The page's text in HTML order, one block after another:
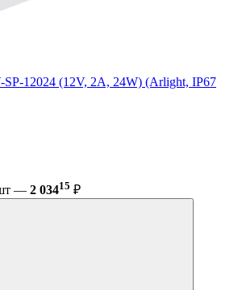
12024 (12V, 2A, 24W) (Arlight, IP67
— 2 03415 ₽